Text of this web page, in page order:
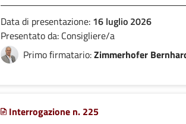
Data di presentazione: 16 luglio 2026
Presentato da: Consigliere/a
Primo firmatario:Zimmerhofer
Interrogazione n. 225